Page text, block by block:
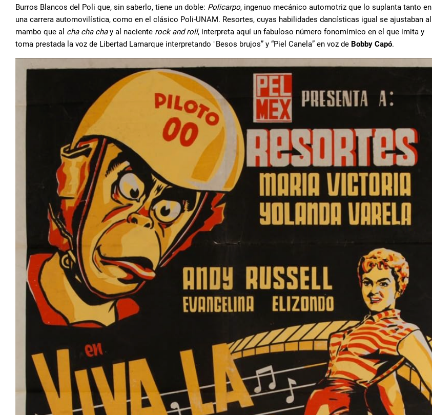
Burros Blancos del Poli que, sin saberlo, tiene un doble: Policarpo, ingenuo mecánico automotriz que lo suplanta tanto en
una carrera automovilística, como en el clásico Poli-UNAM. Resortes, cuyas habilidades dancísticas igual se ajustaban al
mambo que al cha cha chay al naciente rock and roll, interpreta aquí un fabuloso número fonomímico en el que imita y
toma prestada la voz de Libertad Lamarque interpretando "Besos brujos” y “Piel Canela” en voz de Bobby Capó.